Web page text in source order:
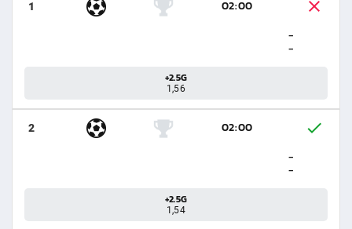
1
02:00
-
-
+2.5G
1,56
2
02:00
-
-
+2.5G
1,54